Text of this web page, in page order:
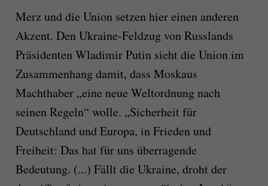
Merz und die Union setzen hier einen anderen
Akzent. Den Ukraine-Feldzug von Russlands
Präsidenten Wladimir Putin sieht die Union im
Zusammenhang damit, dass Moskaus
Machthaber „eine neue Weltordnung nach
seinen Regeln“ wolle. „Sicherheit für
Deutschland und Europa, in Frieden und
Freiheit: Das hat für uns überragende
Bedeutung. (...) Fällt die Ukraine, droht der